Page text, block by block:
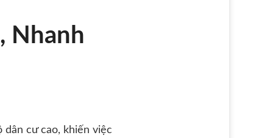
Nhanh
dân cư cao, khiến việc